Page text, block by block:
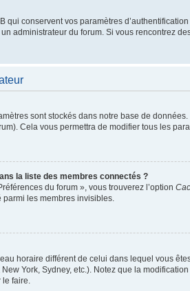
qui conservent vos paramètres
administrateur du forum. Si vous rencontrez
sont stockés dans notre base de
Cela vous permettra de modifier tous les
la liste des membres connectés ?
du forum », vous trouverez l’option
les membres invisibles.
horaire différent de celui dans lequel vous
York, Sydney, etc.). Notez que la
faire.